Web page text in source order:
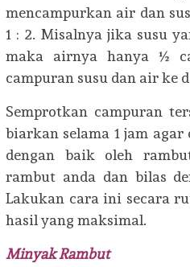
mencampurkan air dan
1 : 2. Misalnya jika susu
maka airnya hanya ½
campuran susu dan air ke
Semprotkan campuran
biarkan selama 1 jam
dengan baik oleh
rambut anda dan bilas
Lakukan cara ini secara
hasil yang maksimal.
Minyak Rambut